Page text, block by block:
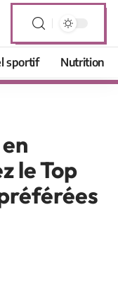
sportif Nutrition
le Top